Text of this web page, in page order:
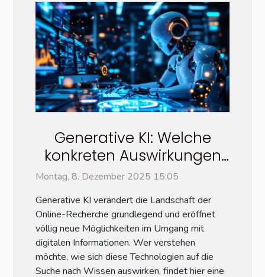
Generative KI: Welche
konkreten Auswirkungen
hat sie auf die Online-
Montag, 8. Dezember 2025 15:05
Generative KI verändert die Landschaft der
Online-Recherche grundlegend und eröffnet
völlig neue Möglichkeiten im Umgang mit
digitalen Informationen. Wer verstehen
möchte, wie sich diese Technologien auf die
Suche nach Wissen auswirken, findet hier eine